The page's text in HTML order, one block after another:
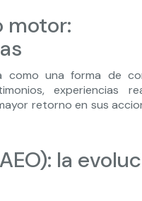
motor:
como una forma de
experiencias
retorno en sus
la